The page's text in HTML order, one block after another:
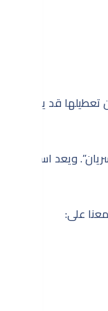
قد يؤثر على
ويعد استمرارك
على: